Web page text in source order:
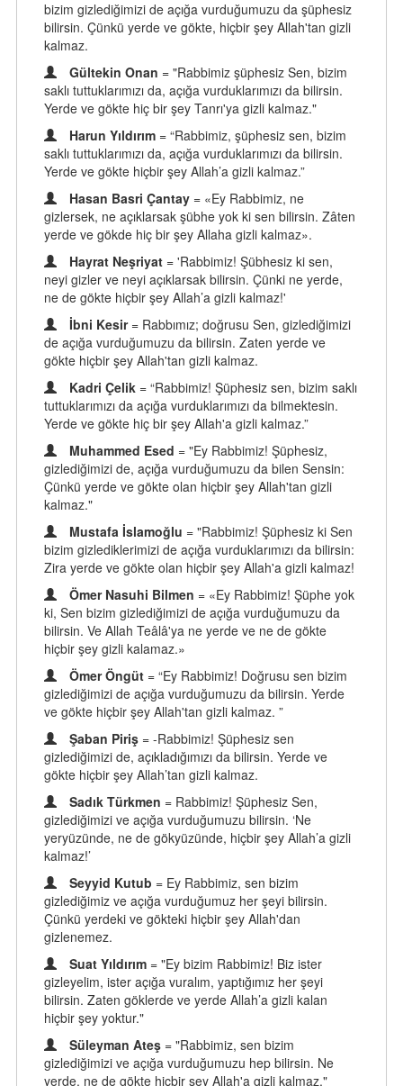
bizim gizlediğimizi de açığa vurduğumuzu da şüphesiz
bilirsin. Çünkü yerde ve gökte, hiçbir şey Allah'tan gizli
kalmaz.
Gültekin Onan = "Rabbimiz şüphesiz Sen, bizim
saklı tuttuklarımızı da, açığa vurduklarımızı da bilirsin.
Yerde ve gökte hiç bir şey Tanrı'ya gizli kalmaz."
Harun Yıldırım = “Rabbimiz, şüphesiz sen, bizim
saklı tuttuklarımızı da, açığa vurduklarımızı da bilirsin.
Yerde ve gökte hiçbir şey Allah’a gizli kalmaz.”
Hasan Basri Çantay = «Ey Rabbimiz, ne
gizlersek, ne açıklarsak şübhe yok ki sen bilirsin. Zâten
yerde ve gökde hiç bir şey Allaha gizli kalmaz».
Hayrat Neşriyat = 'Rabbimiz! Şübhesiz ki sen,
neyi gizler ve neyi açıklarsak bilirsin. Çünki ne yerde,
ne de gökte hiçbir şey Allah’a gizli kalmaz!'
İbni Kesir = Rabbımız; doğrusu Sen, gizlediğimizi
de açığa vurduğumuzu da bilirsin. Zaten yerde ve
gökte hiçbir şey Allah'tan gizli kalmaz.
Kadri Çelik = “Rabbimiz! Şüphesiz sen, bizim saklı
tuttuklarımızı da açığa vurduklarımızı da bilmektesin.
Yerde ve gökte hiç bir şey Allah'a gizli kalmaz.”
Muhammed Esed = "Ey Rabbimiz! Şüphesiz,
gizlediğimizi de, açığa vurduğumuzu da bilen Sensin:
Çünkü yerde ve gökte olan hiçbir şey Allah'tan gizli
kalmaz."
Mustafa İslamoğlu = "Rabbimiz! Şüphesiz ki Sen
bizim gizlediklerimizi de açığa vurduklarımızı da bilirsin:
Zira yerde ve gökte olan hiçbir şey Allah'a gizli kalmaz!
Ömer Nasuhi Bilmen = «Ey Rabbimiz! Şüphe yok
ki, Sen bizim gizlediğimizi de açığa vurduğumuzu da
bilirsin. Ve Allah Teâlâ'ya ne yerde ve ne de gökte
hiçbir şey gizli kalamaz.»
Ömer Öngüt = “Ey Rabbimiz! Doğrusu sen bizim
gizlediğimizi de açığa vurduğumuzu da bilirsin. Yerde
ve gökte hiçbir şey Allah'tan gizli kalmaz. ”
Şaban Piriş = -Rabbimiz! Şüphesiz sen
gizlediğimizi de, açıkladığımızı da bilirsin. Yerde ve
gökte hiçbir şey Allah’tan gizli kalmaz.
Sadık Türkmen = Rabbimiz! Şüphesiz Sen,
gizlediğimizi ve açığa vurduğumuzu bilirsin. ‘Ne
yeryüzünde, ne de gökyüzünde, hiçbir şey Allah’a gizli
kalmaz!’
Seyyid Kutub = Ey Rabbimiz, sen bizim
gizlediğimiz ve açığa vurduğumuz her şeyi bilirsin.
Çünkü yerdeki ve gökteki hiçbir şey Allah'dan
gizlenemez.
Suat Yıldırım = "Ey bizim Rabbimiz! Biz ister
gizleyelim, ister açığa vuralım, yaptığımız her şeyi
bilirsin. Zaten göklerde ve yerde Allah’a gizli kalan
hiçbir şey yoktur."
Süleyman Ateş = "Rabbimiz, sen bizim
gizlediğimizi ve açığa vurduğumuzu hep bilirsin. Ne
yerde, ne de gökte hiçbir şey Allah'a gizli kalmaz."